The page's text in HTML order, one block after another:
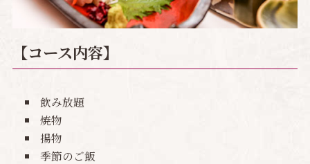
【コース内容】
飲み放題
焼物
揚物
季節のご飯